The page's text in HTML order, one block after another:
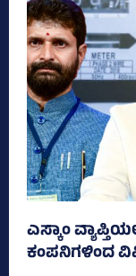
ಎಸ್ಕಾಂ
ಕಂಪನಿಗಳಿಂದ